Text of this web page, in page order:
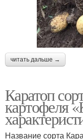
читать дальше →
Каратоп
картофеля
Название сорта